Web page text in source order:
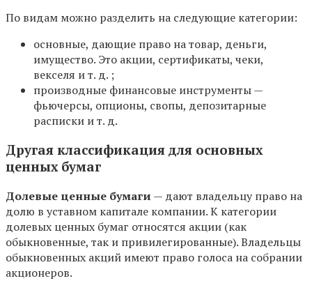
По видам можно разделить на следующие категории:
основные, дающие право на товар, деньги,
имущество. Это акции, сертификаты, чеки,
векселя и т. д. ;
производные финансовые инструменты —
фьючерсы, опционы, свопы, депозитарные
расписки и т. д.
Другая классификация для основных
ценных бумаг
Долевые ценные бумаги — дают владельцу право на
долю в уставном капитале компании. К категории
долевых ценных бумаг относятся акции (как
обыкновенные, так и привилегированные). Владельцы
обыкновенных акций имеют право голоса на собрании
акционеров.